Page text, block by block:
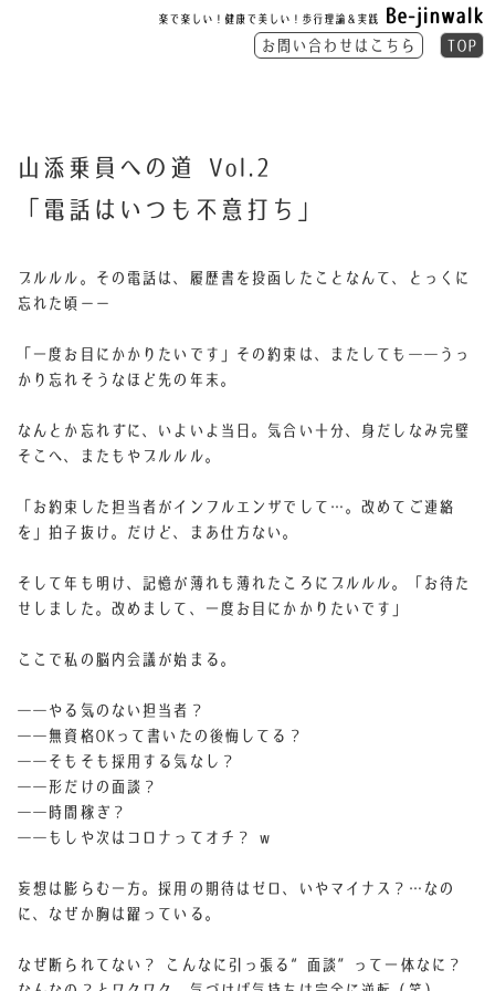
楽で楽しい！健康で美しい！歩行理論＆実践 Be-jinwalk
お問い合わせはこちら TOP
山添乗員への道 Vol.2
「電話はいつも不意打ち」
プルルル。その電話は、履歴書を投函したことなんて、とっくに
忘れた頃ーー
「一度お目にかかりたいです」
その約束は、またしても――うっ
かり忘れそうなほど先の年末。
なんとか忘れずに、いよいよ当日。気合い十分、身だしなみ完璧
そこへ、またもやプルルル。
「お約束した担当者がインフルエンザでして…。改めてご連絡
を」 拍子抜け。だけど、まあ仕方ない。
そして年も明け、記憶が薄れも薄れたころにプルルル。
「お待た
せしました。改めまして、一度お目にかかりたいです」
ここで私の脳内会議が始まる。
――やる気のない担当者？
――無資格OKって書いたの後悔してる？
――そもそも採用する気なし？
――形だけの面談？
――時間稼ぎ？
――もしや次はコロナってオチ？ w
妄想は膨らむ一方。採用の期待はゼロ、いやマイナス？ …なの
に、なぜか胸は躍っている。
なぜ断られてない？ こんなに引っ張る“面談”って一体なに？